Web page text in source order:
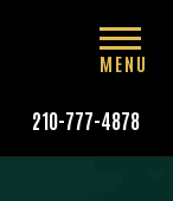
210-777-4878
MENU